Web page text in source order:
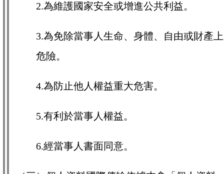
2.為維護國家安全或增進公共利益。
3.為免除當事人生命、身體、自由或財產上
危險。
4.為防止他人權益重大危害。
5.有利於當事人權益。
6.經當事人書面同意。